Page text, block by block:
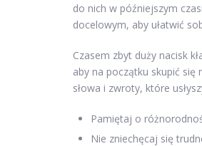
do nich w późniejszym
docelowym, aby ułatwić
Czasem zbyt duży nacisk
aby na początku skupić
słowa i zwroty, które
Pamiętaj o
Nie zniechęcaj się